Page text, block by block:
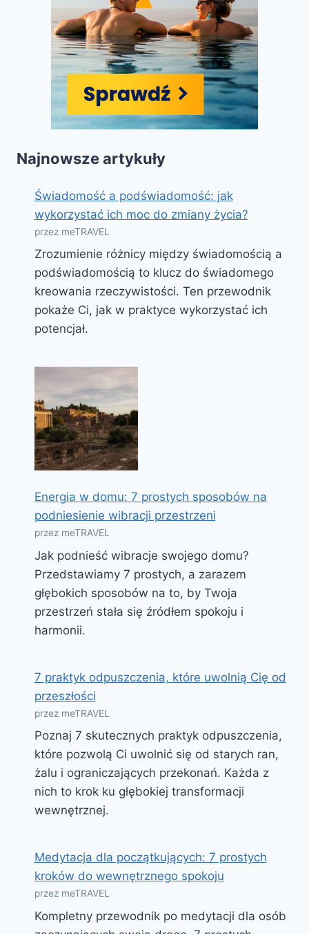
Najnowsze artykuły
Świadomość a podświadomość: jak
wykorzystać ich moc do zmiany życia?
przez meTRAVEL
Zrozumienie różnicy między świadomością a
podświadomością to klucz do świadomego
kreowania rzeczywistości. Ten przewodnik
pokaże Ci, jak w praktyce wykorzystać ich
potencjał.
Energia w domu: 7 prostych sposobów na
podniesienie wibracji przestrzeni
przez meTRAVEL
Jak podnieść wibracje swojego domu?
Przedstawiamy 7 prostych, a zarazem
głębokich sposobów na to, by Twoja
przestrzeń stała się źródłem spokoju i
harmonii.
7 praktyk odpuszczenia, które uwolnią Cię od
przeszłości
przez meTRAVEL
Poznaj 7 skutecznych praktyk odpuszczenia,
które pozwolą Ci uwolnić się od starych ran,
żalu i ograniczających przekonań. Każda z
nich to krok ku głębokiej transformacji
wewnętrznej.
Medytacja dla początkujących: 7 prostych
kroków do wewnętrznego spokoju
przez meTRAVEL
Kompletny przewodnik po medytacji dla osób